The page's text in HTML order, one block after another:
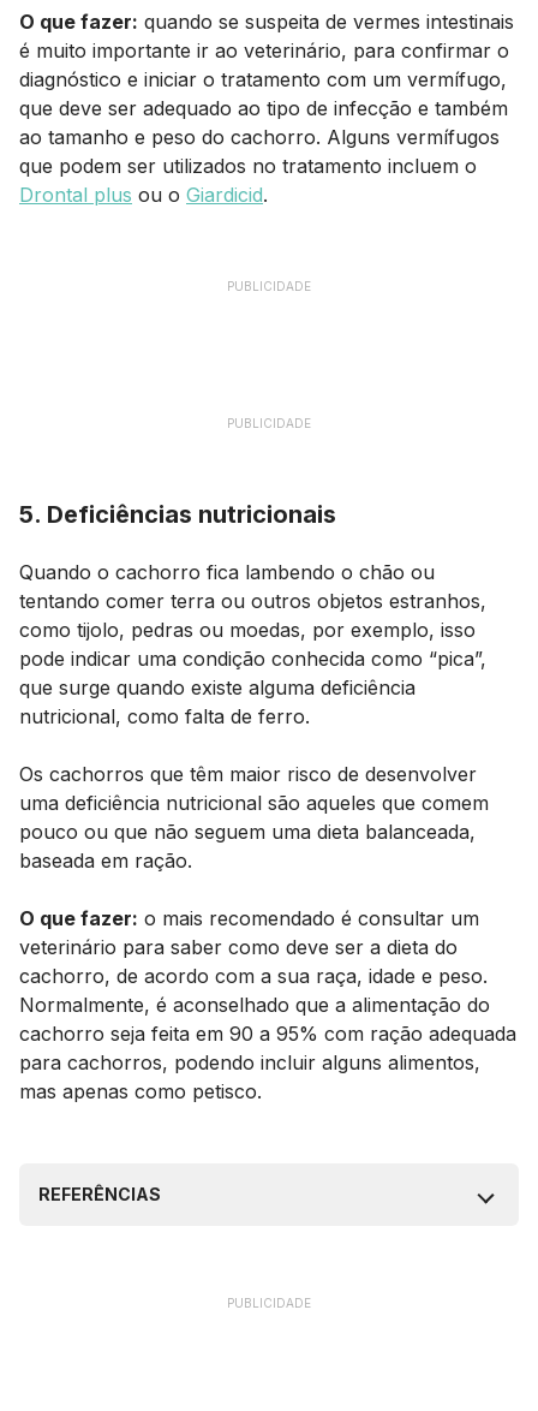
O que fazer: quando se suspeita de vermes intestinais
é muito importante ir ao veterinário, para confirmar o
diagnóstico e iniciar o tratamento com um vermífugo,
que deve ser adequado ao tipo de infecção e também
ao tamanho e peso do cachorro. Alguns vermífugos
que podem ser utilizados no tratamento incluem o
Drontal plus ou o Giardicid.
PUBLICIDADE
PUBLICIDADE
5. Deficiências nutricionais
Quando o cachorro fica lambendo o chão ou
tentando comer terra ou outros objetos estranhos,
como tijolo, pedras ou moedas, por exemplo, isso
pode indicar uma condição conhecida como “pica”,
que surge quando existe alguma deficiência
nutricional, como falta de ferro.
Os cachorros que têm maior risco de desenvolver
uma deficiência nutricional são aqueles que comem
pouco ou que não seguem uma dieta balanceada,
baseada em ração.
O que fazer: o mais recomendado é consultar um
veterinário para saber como deve ser a dieta do
cachorro, de acordo com a sua raça, idade e peso.
Normalmente, é aconselhado que a alimentação do
cachorro seja feita em 90 a 95% com ração adequada
para cachorros, podendo incluir alguns alimentos,
mas apenas como petisco.
REFERÊNCIAS
PUBLICIDADE